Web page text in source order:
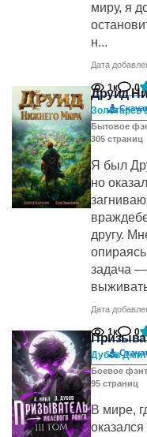
миру, я
н...
Дата
1к 0
Друид
Золотарев
Бытовое
305 cтраниц
Я был
но
другу.
задача
Дата
1к 0
Дубов
Боевое
95 cтраниц
В мире,